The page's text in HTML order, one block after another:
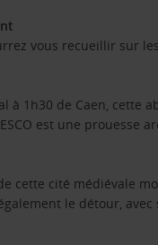
vous recueillir sur
à 1h30 de Caen, cette
est une prouesse
cette cité médiévale
le détour,